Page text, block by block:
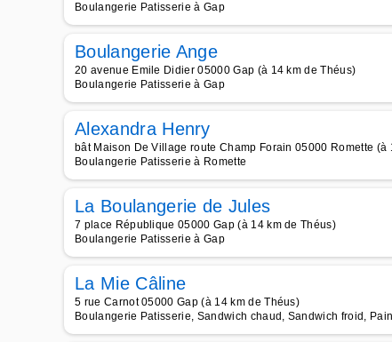
Boulangerie Patisserie à Gap
Boulangerie Ange
20 avenue Emile Didier 05000 Gap (à 14 km de Théus)
Boulangerie Patisserie à Gap
Alexandra Henry
bât Maison De Village route Champ Forain 05000 Romette (à
Boulangerie Patisserie à Romette
La Boulangerie de Jules
7 place République 05000 Gap (à 14 km de Théus)
Boulangerie Patisserie à Gap
La Mie Câline
5 rue Carnot 05000 Gap (à 14 km de Théus)
Boulangerie Patisserie, Sandwich chaud, Sandwich froid,